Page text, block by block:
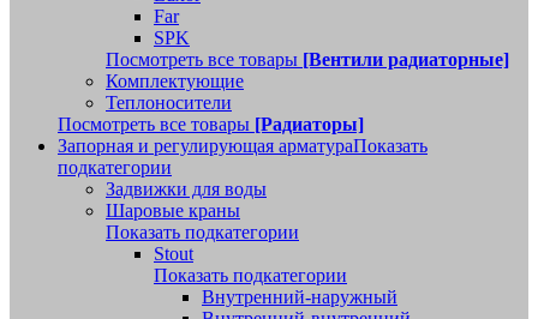
Far
SPK
Посмотреть все товары [Вентили радиаторные]
Комплектующие
Теплоносители
Посмотреть все товары [Радиаторы]
Запорная и регулирующая арматураПоказать
подкатегории
Задвижки для воды
Шаровые краны
Показать подкатегории
Stout
Показать подкатегории
Внутренний-наружный